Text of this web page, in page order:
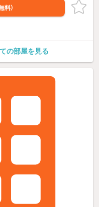
料）
の部屋を見る